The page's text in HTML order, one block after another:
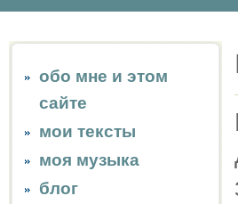
обо мне и этом
сайте
мои тексты
моя музыка
блог